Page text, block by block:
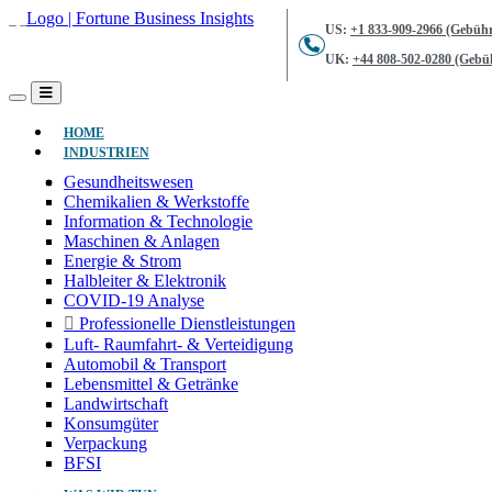
US: +1 833-909-2966
UK: +44 808-502-0280
HOME(AKTUELL)
INDUSTRIEN
Gesundheitswesen
Chemikalien & Werkstoffe
Information & Technologie
Maschinen & Anlagen
Energie & Strom
Halbleiter & Elektronik
COVID-19 Analyse
Professionelle Dienstleistungen
Luft- Raumfahrt- & Verteidigung
Automobil & Transport
Lebensmittel & Getränke
Landwirtschaft
Konsumgüter
Verpackung
BFSI